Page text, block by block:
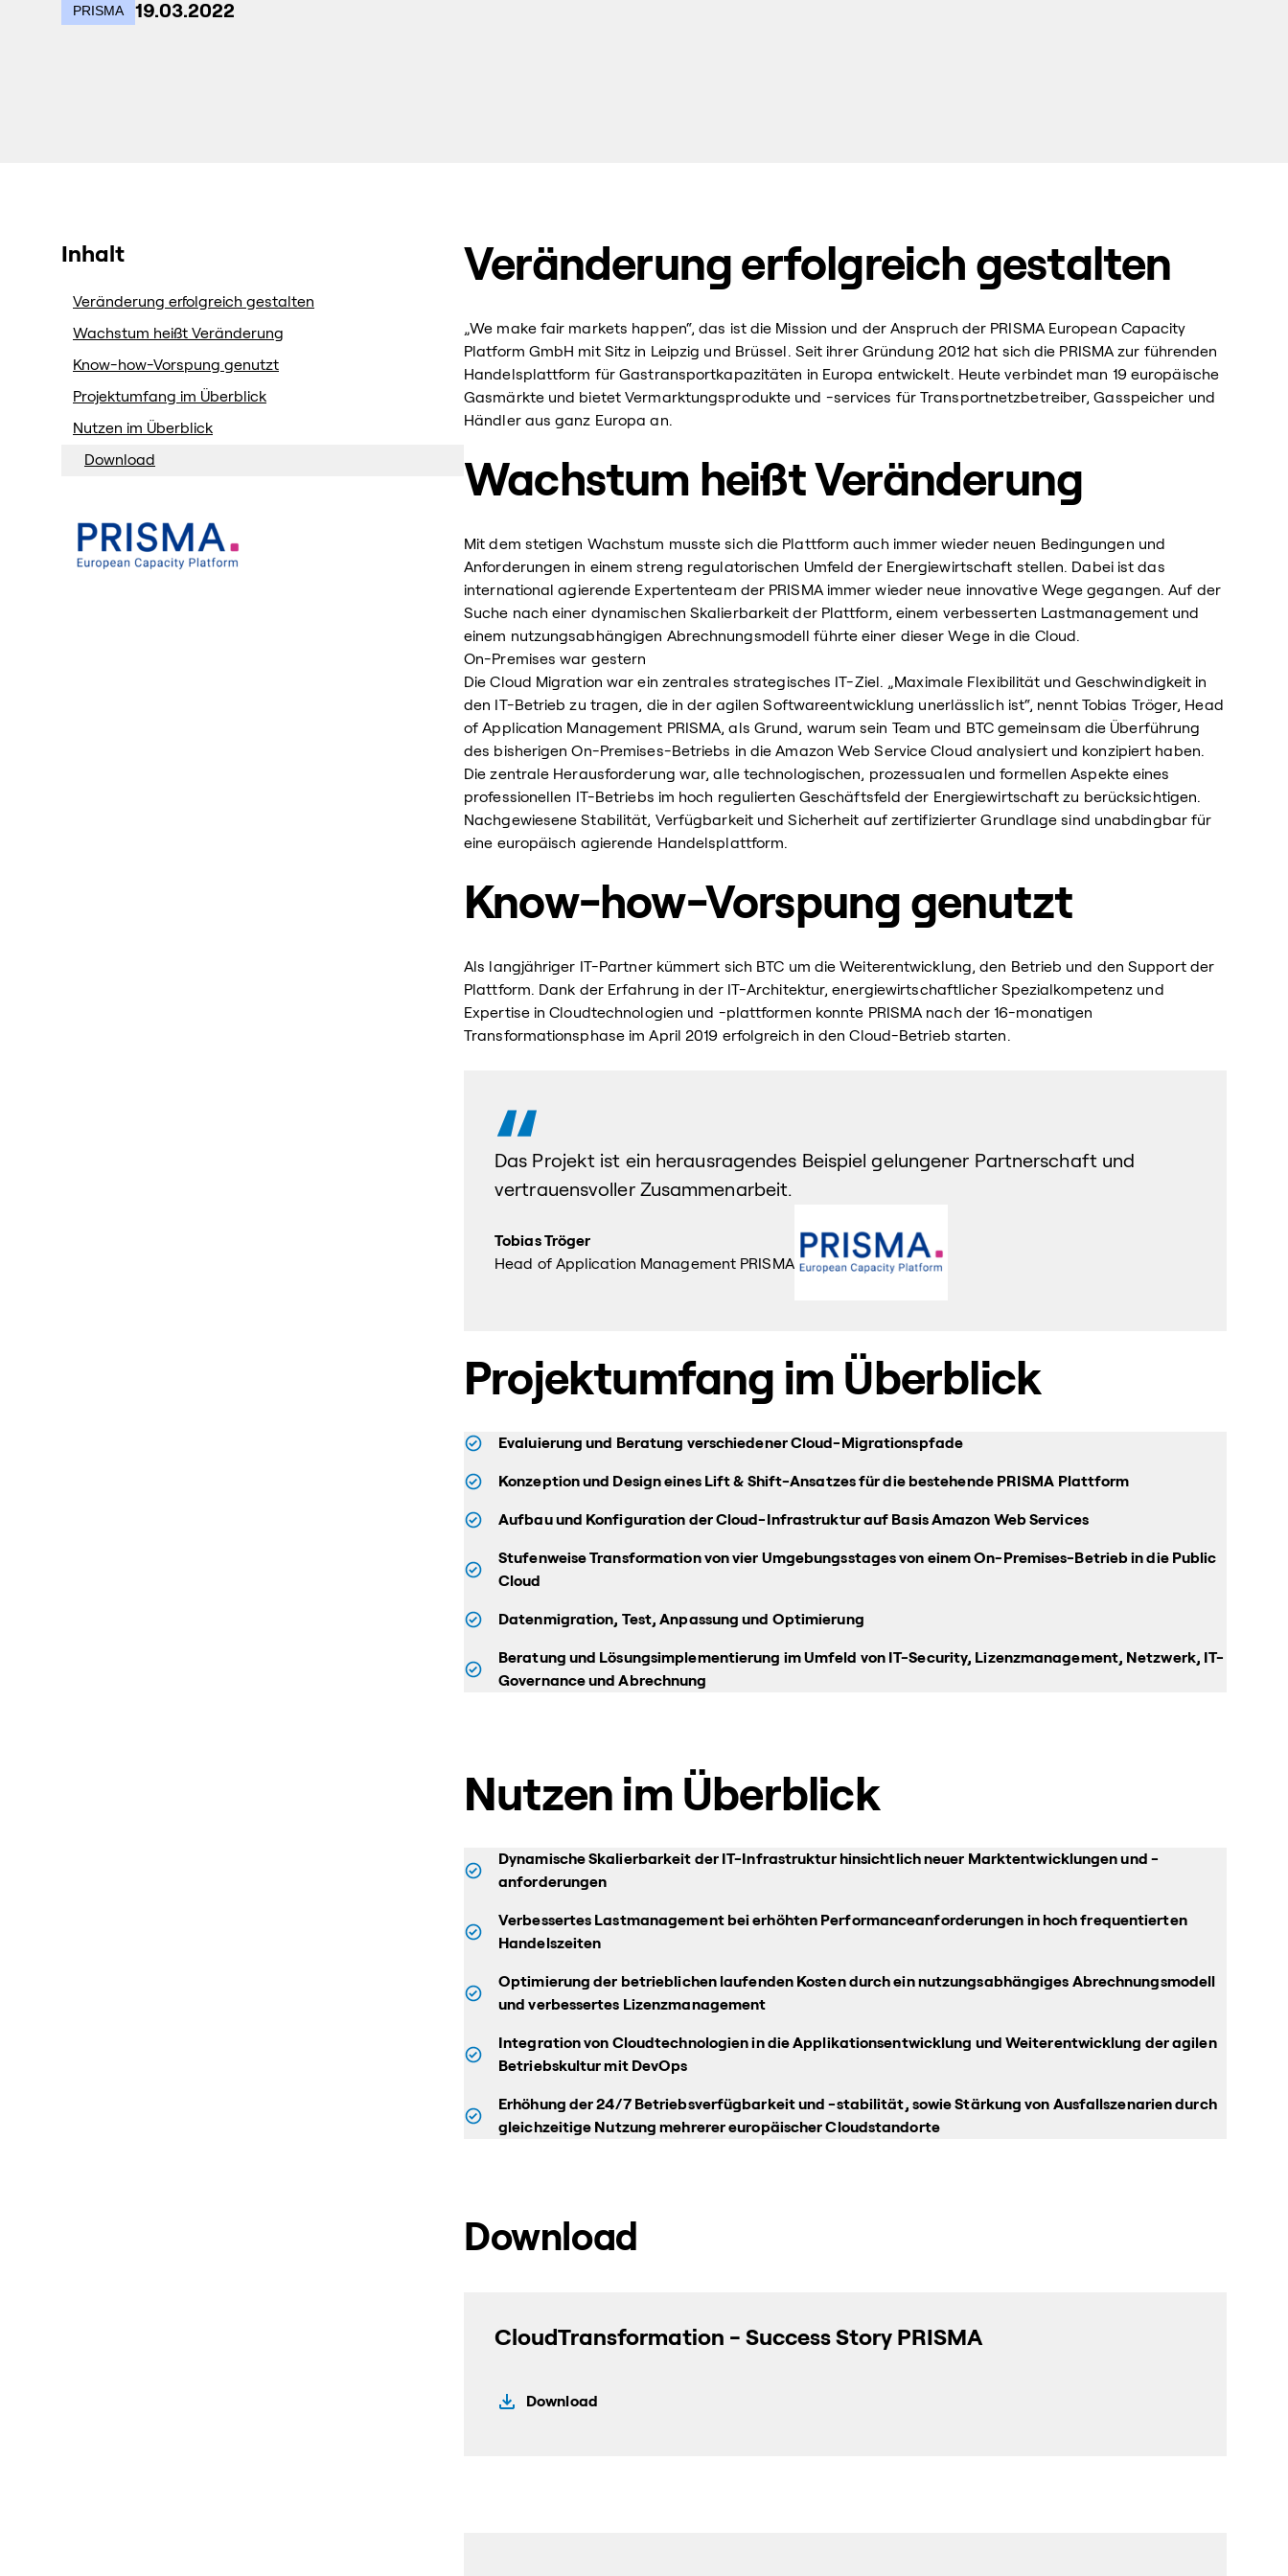
PRISMA 19.03.2022
Inhalt
Veränderung erfolgreich gestalten
Wachstum heißt Veränderung
Know-how-Vorspung genutzt
Projektumfang im Überblick
Nutzen im Überblick
Download
Veränderung erfolgreich gestalten
„We make fair markets happen“, das ist die Mission und der Anspruch der PRISMA European Capacity
Platform GmbH mit Sitz in Leipzig und Brüssel. Seit ihrer Gründung 2012 hat sich die PRISMA zur führenden
Handelsplattform für Gastransportkapazitäten in Europa entwickelt. Heute verbindet man 19 europäische
Gasmärkte und bietet Vermarktungsprodukte und -services für Transportnetzbetreiber, Gasspeicher und
Händler aus ganz Europa an.
Wachstum heißt Veränderung
Mit dem stetigen Wachstum musste sich die Plattform auch immer wieder neuen Bedingungen und
Anforderungen in einem streng regulatorischen Umfeld der Energiewirtschaft stellen. Dabei ist das
international agierende Expertenteam der PRISMA immer wieder neue innovative Wege gegangen. Auf der
Suche nach einer dynamischen Skalierbarkeit der Plattform, einem verbesserten Lastmanagement und
einem nutzungsabhängigen Abrechnungsmodell führte einer dieser Wege in die Cloud.
On-Premises war gestern
Die Cloud Migration war ein zentrales strategisches IT-Ziel. „Maximale Flexibilität und Geschwindigkeit in
den IT-Betrieb zu tragen, die in der agilen Softwareentwicklung unerlässlich ist“, nennt Tobias Tröger, Head
of Application Management PRISMA, als Grund, warum sein Team und BTC gemeinsam die Überführung
des bisherigen On-Premises-Betriebs in die Amazon Web Service Cloud analysiert und konzipiert haben.
Die zentrale Herausforderung war, alle technologischen, prozessualen und formellen Aspekte eines
professionellen IT-Betriebs im hoch regulierten Geschäftsfeld der Energiewirtschaft zu berücksichtigen.
Nachgewiesene Stabilität, Verfügbarkeit und Sicherheit auf zertifizierter Grundlage sind unabdingbar für
eine europäisch agierende Handelsplattform.
Know-how-Vorspung genutzt
Als langjähriger IT-Partner kümmert sich BTC um die Weiterentwicklung, den Betrieb und den Support der
Plattform. Dank der Erfahrung in der IT-Architektur, energiewirtschaftlicher Spezialkompetenz und
Expertise in Cloudtechnologien und -plattformen konnte PRISMA nach der 16-monatigen
Transformationsphase im April 2019 erfolgreich in den Cloud-Betrieb starten.
Das Projekt ist ein herausragendes Beispiel gelungener Partnerschaft und
vertrauensvoller Zusammenarbeit.
Tobias Tröger
Head of Application Management PRISMA
Projektumfang im Überblick
Evaluierung und Beratung verschiedener Cloud-Migrationspfade
Konzeption und Design eines Lift & Shift-Ansatzes für die bestehende PRISMA Plattform
Aufbau und Konfiguration der Cloud-Infrastruktur auf Basis Amazon Web Services
Stufenweise Transformation von vier Umgebungsstages von einem On-Premises-Betrieb in die Public
Cloud
Datenmigration, Test, Anpassung und Optimierung
Beratung und Lösungsimplementierung im Umfeld von IT-Security, Lizenzmanagement, Netzwerk, IT-
Governance und Abrechnung
Nutzen im Überblick
Dynamische Skalierbarkeit der IT-Infrastruktur hinsichtlich neuer Marktentwicklungen und -
anforderungen
Verbessertes Lastmanagement bei erhöhten Performanceanforderungen in hoch frequentierten
Handelszeiten
Optimierung der betrieblichen laufenden Kosten durch ein nutzungsabhängiges Abrechnungsmodell
und verbessertes Lizenzmanagement
Integration von Cloudtechnologien in die Applikationsentwicklung und Weiterentwicklung der agilen
Betriebskultur mit DevOps
Erhöhung der 24/7 Betriebsverfügbarkeit und -stabilität, sowie Stärkung von Ausfallszenarien durch
gleichzeitige Nutzung mehrerer europäischer Cloudstandorte
Download
CloudTransformation - Success Story PRISMA
Download